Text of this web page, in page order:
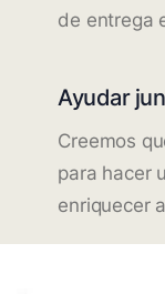
de entrega
Ayudar
Creemos
para hacer
enriquecer